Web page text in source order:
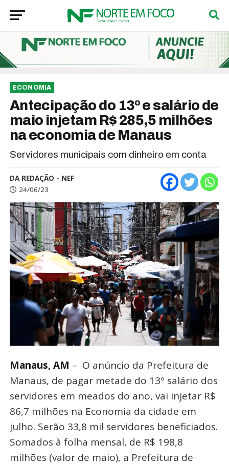
ECONOMIA
Antecipação do 13º e salário de
maio injetam R$ 285,5 milhões
na economia de Manaus
Servidores municipais com dinheiro em conta
DA REDAÇÃO - NEF
24/06/23
Manaus, AM – O anúncio da Prefeitura de
Manaus, de pagar metade do 13º salário dos
servidores em meados do ano, vai injetar R$
86,7 milhões na Economia da cidade em
julho. Serão 33,8 mil servidores beneficiados.
Somados à folha mensal, de R$ 198,8
milhões (valor de maio), a Prefeitura de